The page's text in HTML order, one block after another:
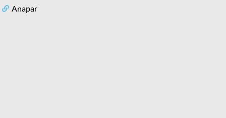
Anapar